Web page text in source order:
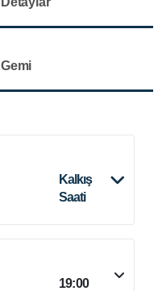
Gemi
Kalkış
Saati
19:00